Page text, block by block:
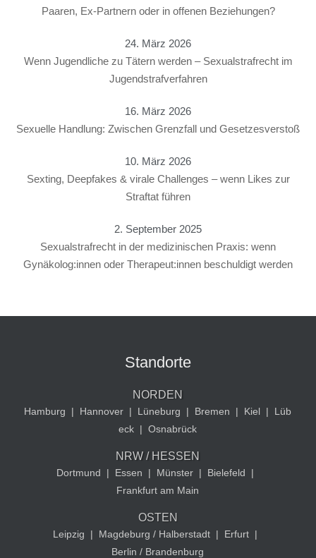
Paaren, Ex-Partnern oder in offenen Beziehungen?
24. März 2026
Wenn Jugendliche zu Tätern werden – Sexualstrafrecht im
Jugendstrafverfahren
16. März 2026
Sexuelle Handlung: Zwischen Grenzfall und Gesetzesverstoß
10. März 2026
Sexting, Deepfakes & virale Challenges – wenn Likes zur
Straftat führen
2. September 2025
Sexualstrafrecht in der medizinischen Praxis: wenn
Gynäkolog:innen oder Therapeut:innen beschuldigt werden
Standorte
NORDEN
Hamburg | Hannover | Lüneburg | Bremen | Kiel |
Lüb
eck | Osnabrück
NRW / HESSEN
Dortmund | Essen | Münster | Bielefeld
|
Frankfurt am Main
OSTEN
Leipzig | Magdeburg / Halberstadt | Erfurt |
Berlin / Brandenburg